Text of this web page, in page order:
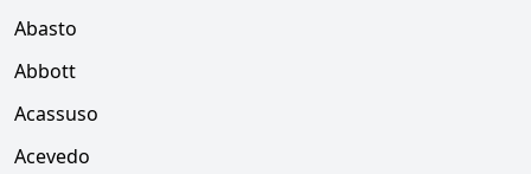
Abasto
Abbott
Acassuso
Acevedo